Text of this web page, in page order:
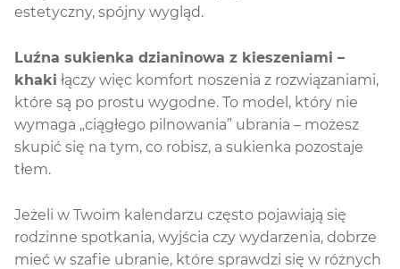
estetyczny, spójny wygląd.
Luźna sukienka dzianinowa z kieszeniami –
khaki łączy więc komfort noszenia z rozwiązaniami,
które są po prostu wygodne. To model, który nie
wymaga „ciągłego pilnowania” ubrania – możesz
skupić się na tym, co robisz, a sukienka pozostaje
tłem.
Jeżeli w Twoim kalendarzu często pojawiają się
rodzinne spotkania, wyjścia czy wydarzenia, dobrze
mieć w szafie ubranie, które sprawdzi się w różnych